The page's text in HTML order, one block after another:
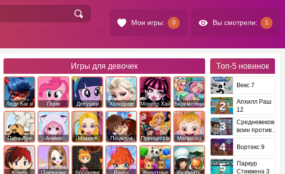
Мои игры: 0 Вы смотрели: 1
Игры для девочек
Леди Баг и
Супер Кот
Пони
Дружба это
Девушки
Эквестрии
Холодное
Сердце
Монстр Хай Беременные
Папа Луи Аниме Макияж Поцелуи
Принцессы
Диснея
Малышка
Хейзел
Кухня
Одевалки Бродилки Винкс Животные
Готовить
Топ-5 новинок
Векс 7
Апхилл Раш
12
Средневековый
воин против
Вортекс 9
Паркур
Стикмена 3